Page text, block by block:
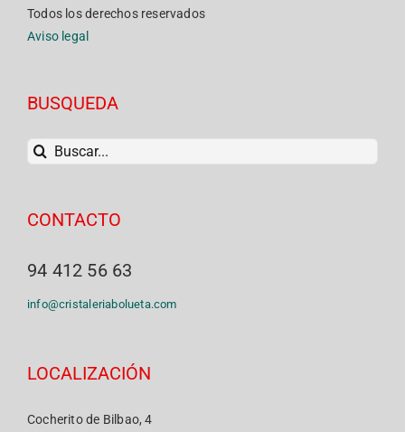
Todos los derechos reservados
Aviso legal
BUSQUEDA
Buscar
CONTACTO
94 412 56 63
info@cristaleriabolueta.com
LOCALIZACIÓN
Cocherito de Bilbao, 4